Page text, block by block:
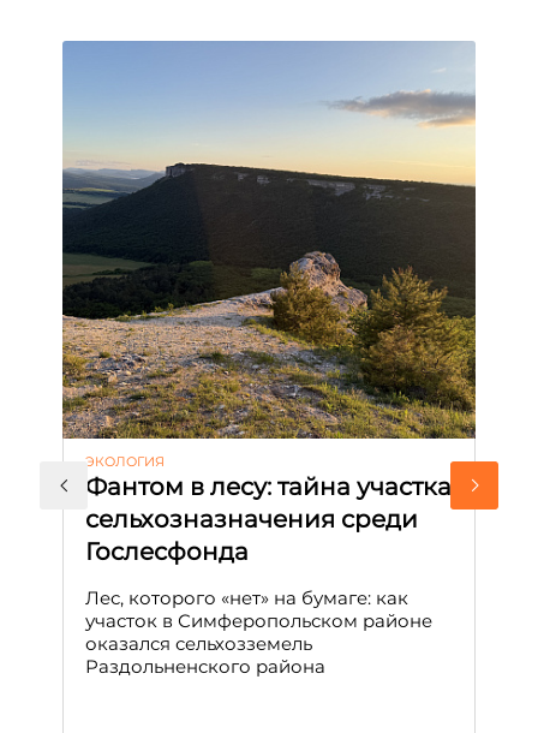
ЭКОЛОГИЯ
Фантом в лесу: тайна участка
сельхозназначения среди
Гослесфонда
Лес, которого «нет» на бумаге: как
участок в Симферопольском районе
оказался сельхозземель
Раздольненского района